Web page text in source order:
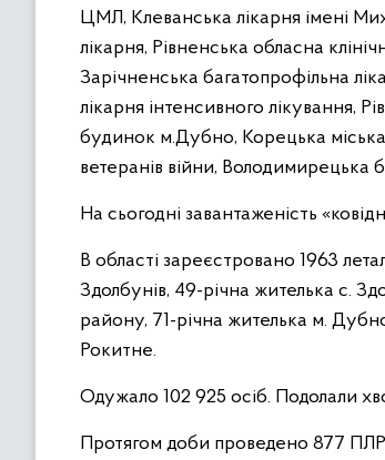
ЦМЛ, Клеванська лікарня імені
лікарня, Рівненська обласна
Зарічненська багатопрофільна
лікарня інтенсивного лікування,
будинок м.Дубно, Корецька міська
ветеранів війни, Володимирецька
На сьогодні завантаженість
В області зареєстровано 1963
Здолбунів, 49-річна жителька с.
району, 71-річна жителька м.
Рокитне.
Одужало 102 925 осіб. Подолали
Протягом доби проведено 877 ПЛР